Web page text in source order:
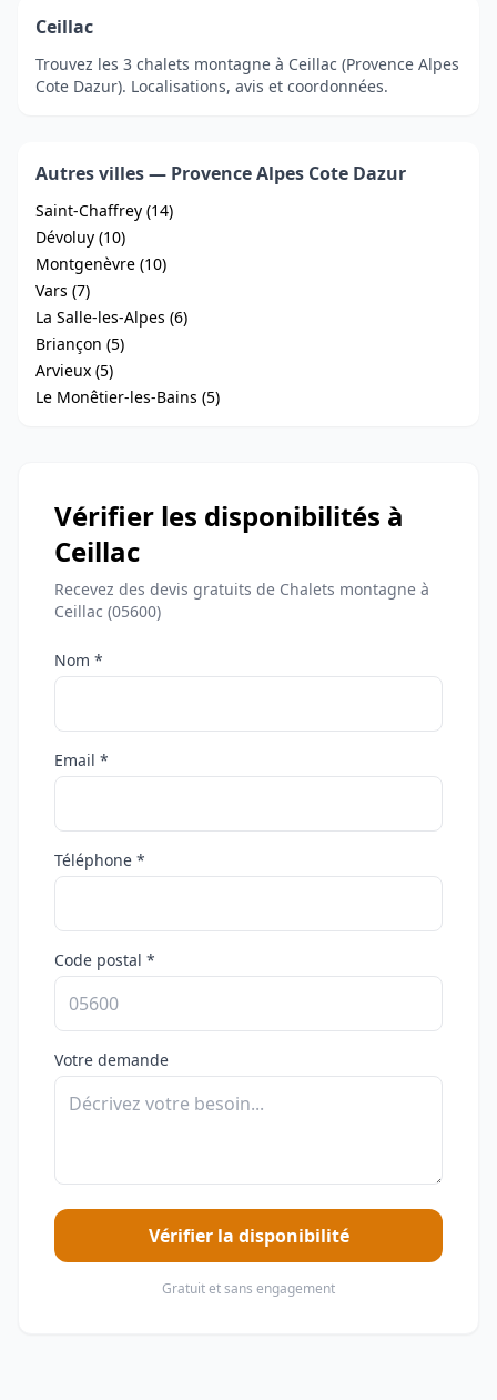
Ceillac
Trouvez les 3 chalets montagne à Ceillac (Provence Alpes
Cote Dazur). Localisations, avis et coordonnées.
Autres villes — Provence Alpes Cote Dazur
Saint-Chaffrey (14)
Dévoluy (10)
Montgenèvre (10)
Vars (7)
La Salle-les-Alpes (6)
Briançon (5)
Arvieux (5)
Le Monêtier-les-Bains (5)
Vérifier les disponibilités à
Ceillac
Recevez des devis gratuits de Chalets montagne à
Ceillac (05600)
Nom *
Email *
Téléphone *
Code postal *
Votre demande
Vérifier la disponibilité
Gratuit et sans engagement